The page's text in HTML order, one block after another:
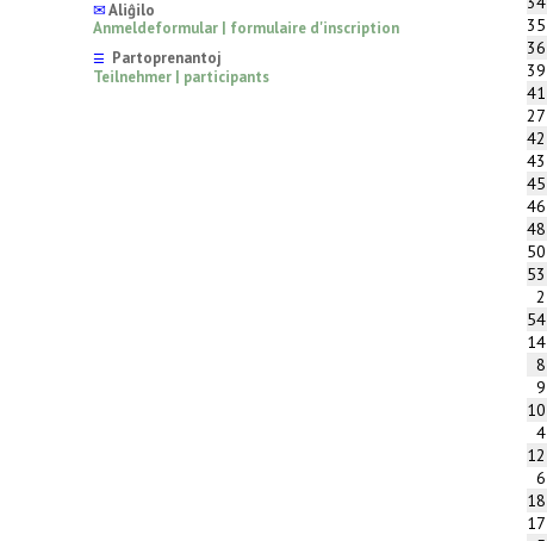
✉Aliĝilo
Anmeldeformular | formulaire d'inscription
☰ Partoprenantoj
Teilnehmer | participants
35
36
39
41
27
42
43
45
46
48
50
53
2
54
14
8
9
10
4
12
6
18
17